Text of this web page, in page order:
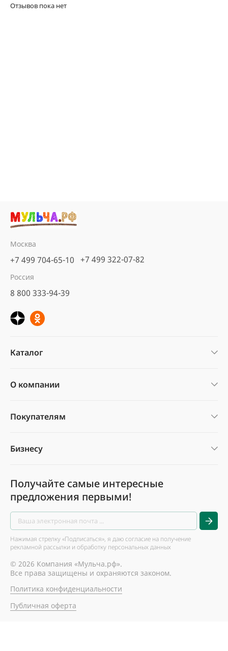
Отзывов пока нет
Москва
+7 499 704-65-10 +7 499 322-07-82
Россия
8 800 333-94-39
Каталог
О компании
Покупателям
Бизнесу
Получайте самые интересные
предложения первыми!
Нажимая стрелку «Подписаться», я даю согласие на получение
рекламной рассылки и обработку персональных данных
© 2026 Компания «Мульча.рф».
Все права защищены и охраняются законом.
Политика конфиденциальности
Публичная оферта